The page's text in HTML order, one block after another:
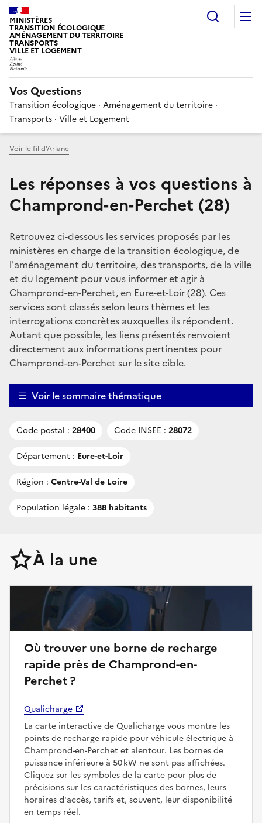
MINISTÈRES
TRANSITION ÉCOLOGIQUE
AMÉNAGEMENT DU TERRITOIRE
TRANSPORTS
VILLE ET LOGEMENT
Vos Questions
Transition écologique · Aménagement du territoire ·
Transports · Ville et Logement
Voir le fil d’Ariane
Les réponses à vos questions à
Champrond-en-Perchet (28)
Retrouvez ci-dessous les services proposés par les
ministères en charge de la transition écologique, de
l'aménagement du territoire, des transports, de la ville
et du logement pour vous informer et agir à
Champrond-en-Perchet, en Eure-et-Loir (28). Ces
services sont classés selon leurs thèmes et les
interrogations concrètes auxquelles ils répondent.
Autant que possible, les liens présentés renvoient
directement aux informations pertinentes pour
Champrond-en-Perchet sur le site cible.
Voir le sommaire thématique
Code postal : 28400 Code INSEE : 28072
Département : Eure-et-Loir
Région : Centre-Val de Loire
Population légale : 388 habitants
À la une
Où trouver une borne de recharge
rapide près de Champrond-en-
Perchet ?
Qualicharge
La carte interactive de Qualicharge vous montre les
points de recharge rapide pour véhicule électrique à
Champrond-en-Perchet et alentour. Les bornes de
puissance inférieure à 50 kW ne sont pas affichées.
Cliquez sur les symboles de la carte pour plus de
précisions sur les caractéristiques des bornes, leurs
horaires d'accès, tarifs et, souvent, leur disponibilité
en temps réel.